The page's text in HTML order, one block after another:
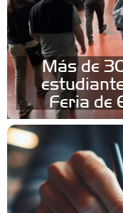
Más de
Feria de